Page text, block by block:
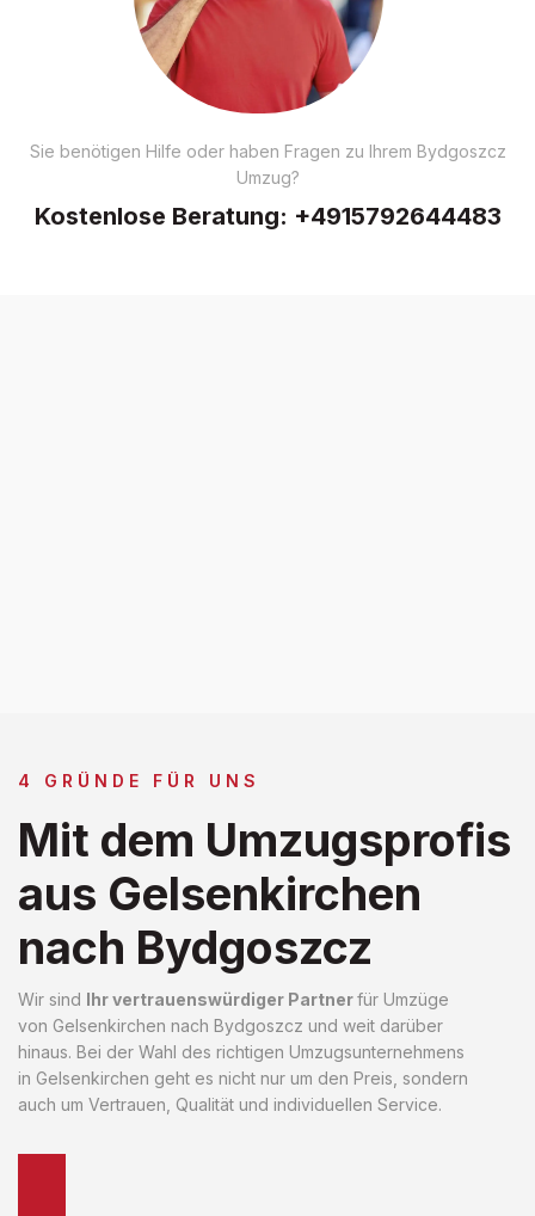
Sie benötigen Hilfe oder haben Fragen zu Ihrem Bydgoszcz
Umzug?
Kostenlose Beratung: +4915792644483
4 GRÜNDE FÜR UNS
Mit dem Umzugsprofis
aus Gelsenkirchen
nach Bydgoszcz
Wir sind Ihr vertrauenswürdiger Partnerfür Umzüge
von Gelsenkirchen nach Bydgoszcz und weit darüber
hinaus. Bei der Wahl des richtigen Umzugsunternehmens
in Gelsenkirchen geht es nicht nur um den Preis, sondern
auch um Vertrauen, Qualität und individuellen Service.